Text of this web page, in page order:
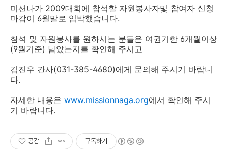
미션나가 2009대회에 참석할 자원봉사자및 참여자 신청
마감이 6월말로 임박했습니다.
참석 및 자원봉사를 원하시는 분들은 여권기한 6개월이상
(9월기준) 남았는지를 확인해 주시고
김진우 간사(031-385-4680)에게 문의해 주시기 바랍니
다.
자세한 내용은 www.missionnaga.org에서 확인해 주시
기 바랍니다.
공감 구독하기